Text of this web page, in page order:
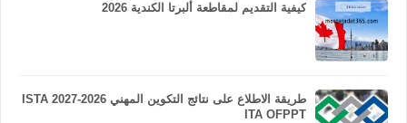
كيفية التقديم لمقاطعة ألبرتا الكندية 2026
طريقة الاطلاع على نتائج التكوين المهني 2026-2027 ISTA
ITA OFPPT